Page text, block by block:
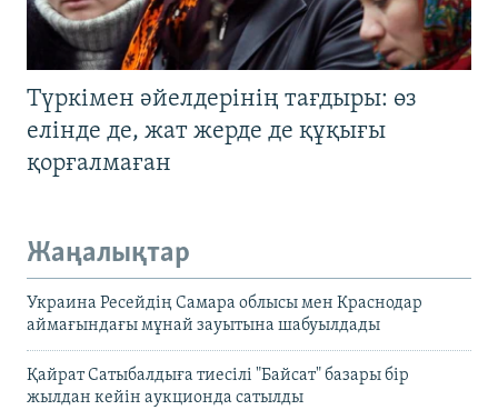
Түркімен әйелдерінің тағдыры: өз
елінде де, жат жерде де құқығы
қорғалмаған
Жаңалықтар
Украина Ресейдің Самара облысы мен Краснодар
аймағындағы мұнай зауытына шабуылдады
Қайрат Сатыбалдыға тиесілі "Байсат" базары бір
жылдан кейін аукционда сатылды